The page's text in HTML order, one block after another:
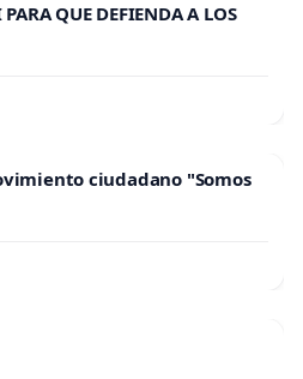
PARA QUE DEFIENDA A LOS
ciudadano "Somos